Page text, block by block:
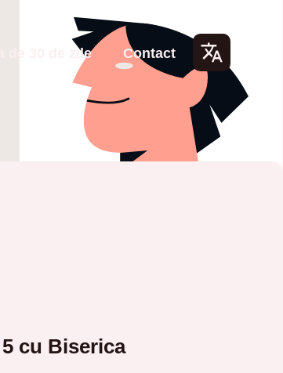
Lang
uage
de 30 de zile Contact
cu Biserica